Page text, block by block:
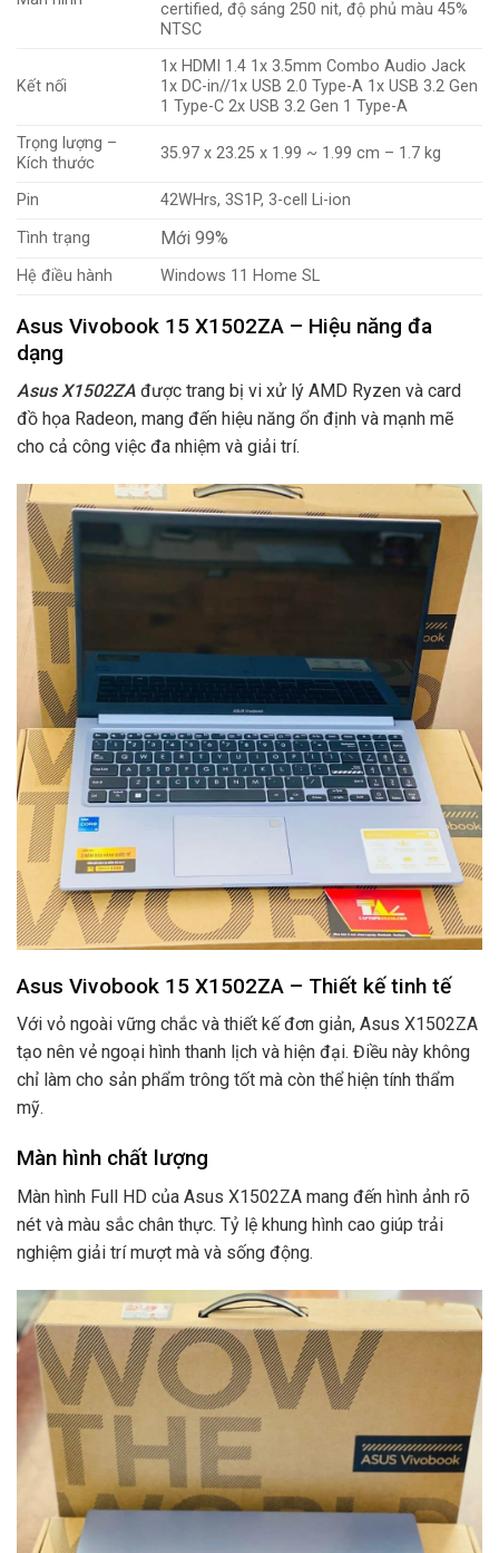
certified, độ sáng 250 nit, độ phủ màu 45%
NTSC
Kết nối
1x HDMI 1.4 1x 3.5mm Combo Audio Jack
1x DC-in//1x USB 2.0 Type-A 1x USB 3.2 Gen
1 Type-C 2x USB 3.2 Gen 1 Type-A
Trọng lượng –
Kích thước
35.97 x 23.25 x 1.99 ~ 1.99 cm – 1.7 kg
Pin
42WHrs, 3S1P, 3-cell Li-ion
Tình trạng
Mới 99%
Hệ điều hành Windows 11 Home SL
Asus Vivobook 15 X1502ZA – Hiệu năng đa
dạng
Asus X1502ZA được trang bị vi xử lý AMD Ryzen và card
đồ họa Radeon, mang đến hiệu năng ổn định và mạnh mẽ
cho cả công việc đa nhiệm và giải trí.
Asus Vivobook 15 X1502ZA – Thiết kế tinh tế
Với vỏ ngoài vững chắc và thiết kế đơn giản, Asus X1502ZA
tạo nên vẻ ngoại hình thanh lịch và hiện đại. Điều này không
chỉ làm cho sản phẩm trông tốt mà còn thể hiện tính thẩm
mỹ.
Màn hình chất lượng
Màn hình Full HD của Asus X1502ZA mang đến hình ảnh rõ
nét và màu sắc chân thực. Tỷ lệ khung hình cao giúp trải
nghiệm giải trí mượt mà và sống động.